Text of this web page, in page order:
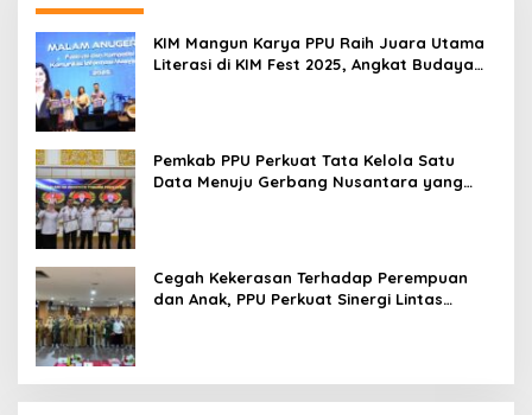
KIM Mangun Karya PPU Raih Juara Utama
Literasi di KIM Fest 2025, Angkat Budaya
Pemkab PPU Perkuat Tata Kelola Satu
Data Menuju Gerbang Nusantara yang
Cegah Kekerasan Terhadap Perempuan
dan Anak, PPU Perkuat Sinergi Lintas